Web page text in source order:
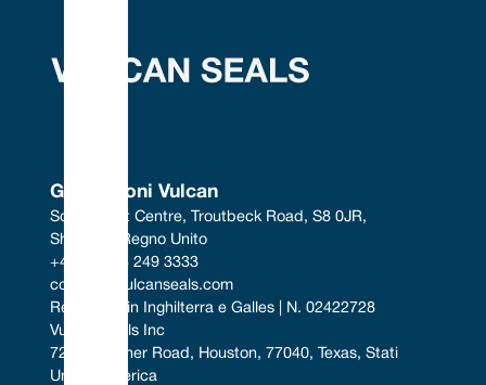
Guarnizioni Vulcan
South West Centre, Troutbeck Road, S8 0JR,
Sheffield, Regno Unito
+44 (0) 114 249 3333
contact@vulcanseals.com
Registrato in Inghilterra e Galles | N. 02422728
Vulcan Seals Inc
7221 Gessner Road, Houston, 77040, Texas, Stati
Uniti d'America